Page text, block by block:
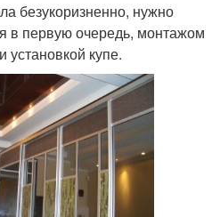
безукоризненно, нужно
в первую очередь, монтажом
установкой купе.